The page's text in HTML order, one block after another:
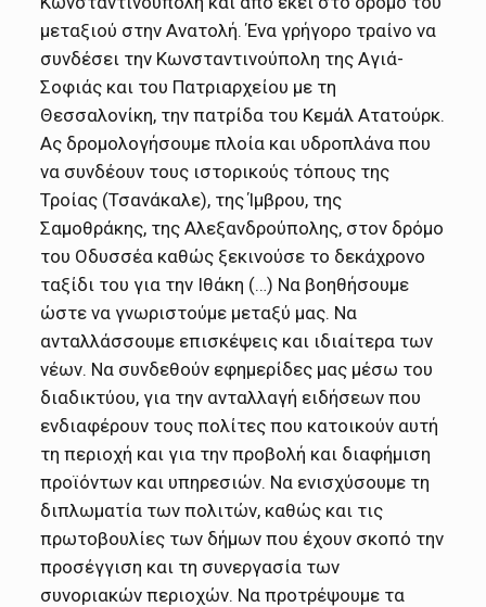
μεταξιού στην Ανατολή. Ένα γρήγορο τραίνο να
συνδέσει την Κωνσταντινούπολη της Αγιά-
Σοφιάς και του Πατριαρχείου με τη
Θεσσαλονίκη, την πατρίδα του Κεμάλ Ατατούρκ.
Ας δρομολογήσουμε πλοία και υδροπλάνα που
να συνδέουν τους ιστορικούς τόπους της
Τροίας (Τσανάκαλε), της Ίμβρου, της
Σαμοθράκης, της Αλεξανδρούπολης, στον δρόμο
του Οδυσσέα καθώς ξεκινούσε το δεκάχρονο
ταξίδι του για την Ιθάκη (…) Να βοηθήσουμε
ώστε να γνωριστούμε μεταξύ μας. Να
ανταλλάσσουμε επισκέψεις και ιδιαίτερα των
νέων. Να συνδεθούν εφημερίδες μας μέσω του
διαδικτύου, για την ανταλλαγή ειδήσεων που
ενδιαφέρουν τους πολίτες που κατοικούν αυτή
τη περιοχή και για την προβολή και διαφήμιση
προϊόντων και υπηρεσιών. Να ενισχύσουμε τη
διπλωματία των πολιτών, καθώς και τις
πρωτοβουλίες των δήμων που έχουν σκοπό την
προσέγγιση και τη συνεργασία των
συνοριακών περιοχών. Να προτρέψουμε τα